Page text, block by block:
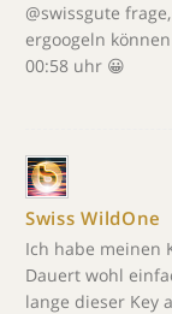
@swissgute
ergoogeln
00:58 uhr 😀
Swiss WildOne
Ich habe meinen
Dauert wohl
lange dieser Key